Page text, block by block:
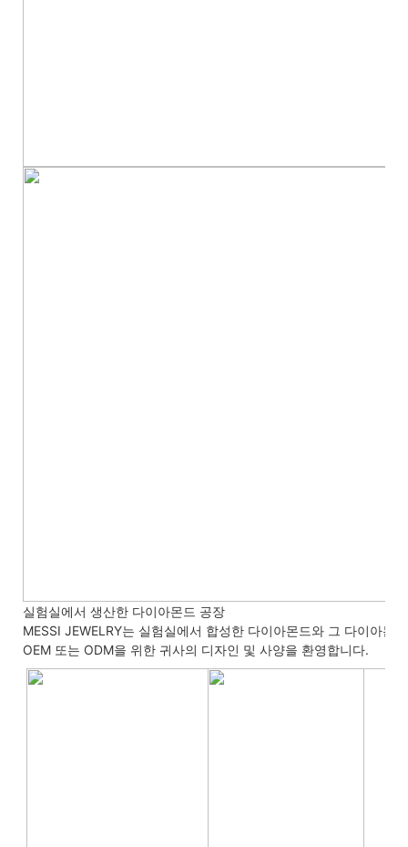
실험실에서 생산한 다이아몬드 공장
MESSI JEWELRY는 실험실에서 합성한 다이아몬드와 그 다이아몬
OEM 또는 ODM을 위한 귀사의 디자인 및 사양을 환영합니다.